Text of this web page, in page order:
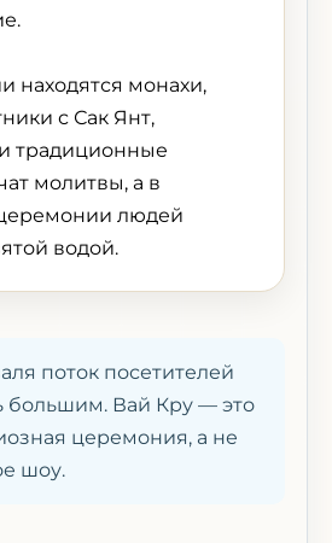
находятся монахи,
с Сак Янт,
традиционные
молитвы, а в
людей
водой.
поток посетителей
большим. Вай Кру — это
церемония, а не
шоу.